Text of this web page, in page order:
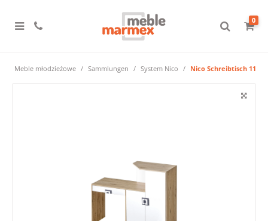
0
Meble młodzieżowe Sammlungen System Nico Nico Schreibtisch 11